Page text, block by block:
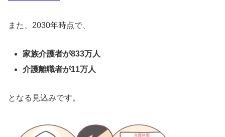
また、2030年時点で、
家族介護者が833万人
介護離職者が11万人
となる見込みです。